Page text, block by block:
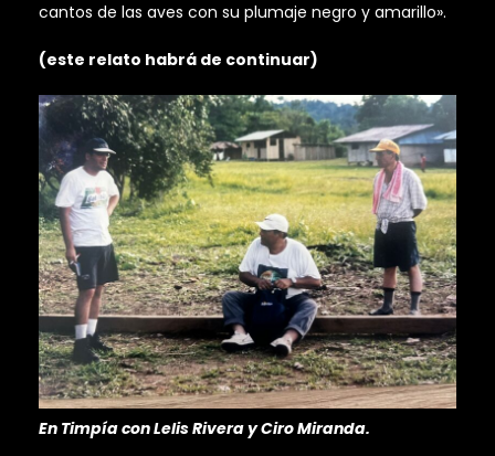
cantos de las aves con su plumaje negro y amarillo».
(este relato habrá de continuar)
En Timpía con Lelis Rivera y Ciro Miranda.